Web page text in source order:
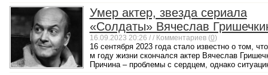
Умер актер, звезда сериала
«Солдаты» Вячеслав
16.09.2023 20:26 / / Комментариев (0)
16 сентября 2023 года стало известно о том,
м году жизни скончался актер Вячеслав
Причина – проблемы с сердцем, однако